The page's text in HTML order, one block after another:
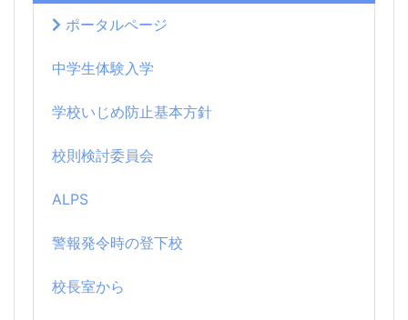
ポータルページ
中学生体験入学
学校いじめ防止基本方針
校則検討委員会
ALPS
警報発令時の登下校
校長室から